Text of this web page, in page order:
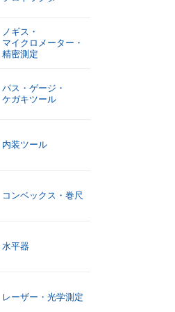
ノギス ・
マイクロメーター ・
精密測定
パス ・ ゲージ ・
ケガキツール
内装ツール
コンベックス ・ 巻尺
水平器
レーザー ・ 光学測定